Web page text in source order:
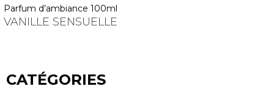
parfum d’ambiance 100ml
VANILLE SENSUELLE
CATÉGORIES